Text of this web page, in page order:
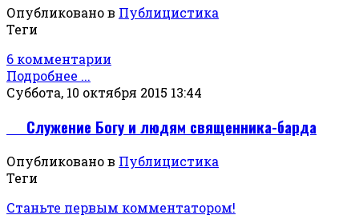
Опубликовано в Публицистика
Теги
6 комментарии
Подробнее ...
Суббота, 10 октября 2015 13:44
Служение Богу и людям священника-барда
Опубликовано в Публицистика
Теги
Станьте первым комментатором!